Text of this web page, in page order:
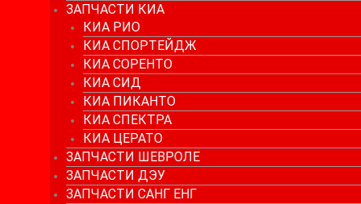
ЗАПЧАСТИ КИА
КИА РИО
КИА СПОРТЕЙДЖ
КИА СОРЕНТО
КИА СИД
КИА ПИКАНТО
КИА СПЕКТРА
КИА ЦЕРАТО
ЗАПЧАСТИ ШЕВРОЛЕ
ЗАПЧАСТИ ДЭУ
ЗАПЧАСТИ САНГ ЕНГ